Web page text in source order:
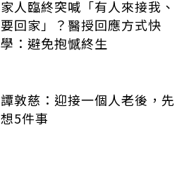
家人臨終突喊「有人來接我、
要回家」？醫授回應方式快
學：避免抱憾終生
譚敦慈：迎接一個人老後，先
想5件事